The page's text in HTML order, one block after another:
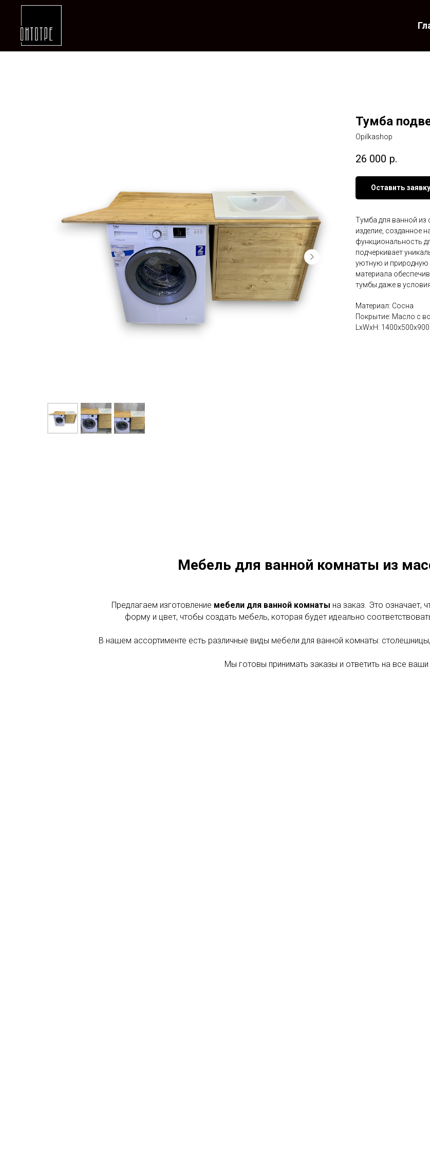
Тумба
Opilkashop
26 000 р.
Оставить заявку
Тумба для ванной из
изделие, созданное
функциональность
подчеркивает
уютную и природную
материала
тумбы даже в
Материал: Сосна
Покрытие: Масло с
LxWxH:
Мебель для ванной комнаты из
Предлагаем изготовление мебели для ванной комнаты на заказ. Это означает,
форму и цвет, чтобы создать мебель, которая будет идеально
В нашем ассортименте есть различные виды мебели для ванной комнаты:
Мы готовы принимать заказы и ответить на все